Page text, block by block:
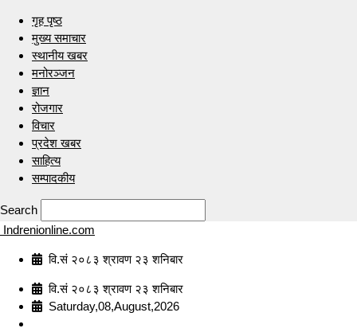
गृह पृष्ठ
मुख्य समाचार
स्थानीय खबर
मनोरञ्जन
ज्ञान
रोजगार
विचार
प्रदेश खबर
साहित्य
सम्पादकीय
Search
Indrenionline.com
वि.सं २०८३ श्रावण २३ शनिबार
वि.सं २०८३ श्रावण २३ शनिबार
Saturday,08,August,2026